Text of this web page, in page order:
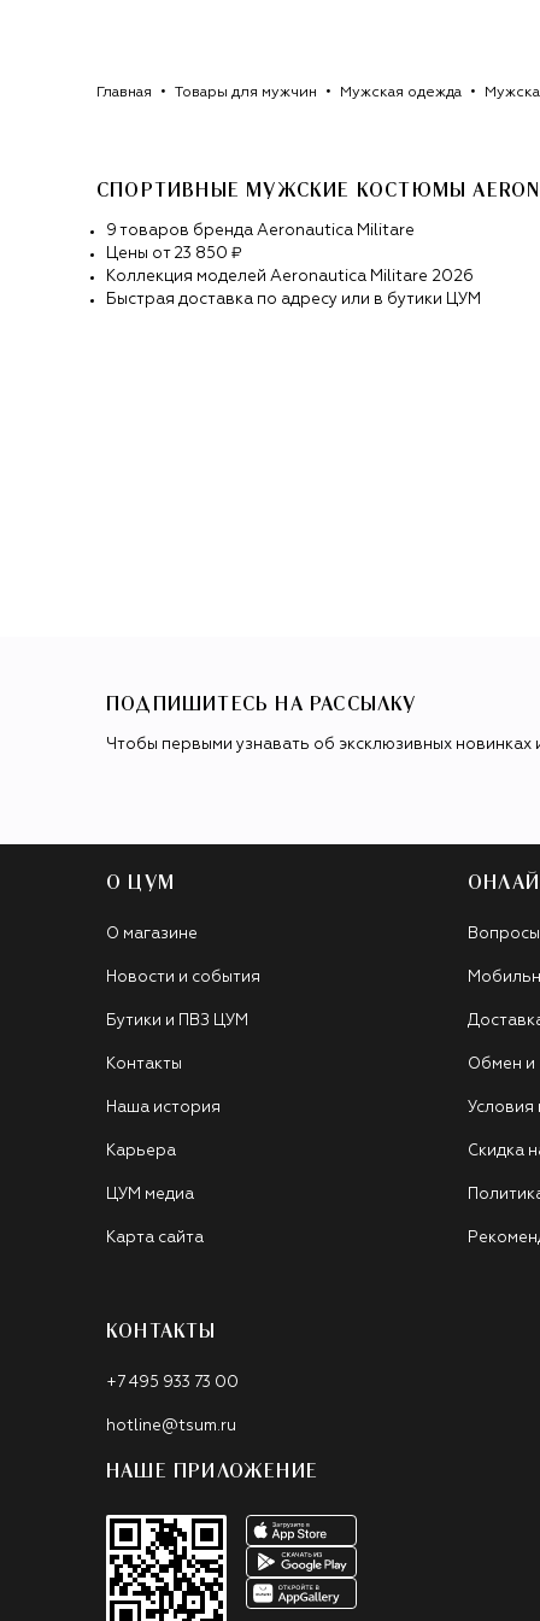
Главная Товары для мужчин Мужская одежда
СПОРТИВНЫЕ МУЖСКИЕ КОСТЮМЫ
9 товаров бренда Aeronautica Militare
Цены от 23 850 ₽
Коллекция моделей Aeronautica Militare 2026
Быстрая доставка по адресу или в бутики ЦУМ
ПОДПИШИТЕСЬ НА РАССЫЛКУ
Чтобы первыми узнавать об эксклюзивных новинках
О ЦУМ
О магазине
Новости и события
Бутики и ПВЗ ЦУМ
Контакты
Наша история
Карьера
ЦУМ медиа
Карта сайта
Обмен и
Скидка
КОНТАКТЫ
+7 495 933 73 00
hotline@tsum.ru
НАШЕ ПРИЛОЖЕНИЕ